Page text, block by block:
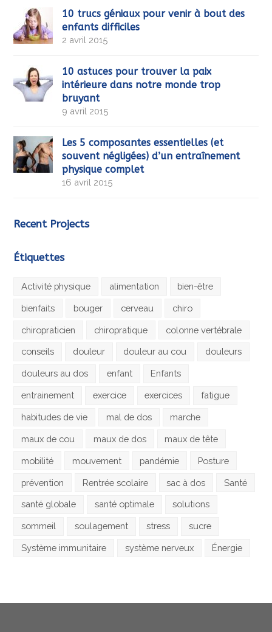
10 trucs géniaux pour venir à bout des
enfants difficiles
2 avril 2015
10 astuces pour trouver la paix
intérieure dans notre monde trop
bruyant
9 avril 2015
Les 5 composantes essentielles (et
souvent négligées) d’un entraînement
physique complet
16 avril 2015
Recent Projects
Étiquettes
Activité physique alimentation bien-être
bienfaits bouger cerveau chiro
chiropraticien chiropratique colonne vertébrale
conseils douleur douleur au cou douleurs
douleurs au dos enfant Enfants
entrainement exercice exercices fatigue
habitudes de vie mal de dos marche
maux de cou maux de dos maux de tête
mobilité mouvement pandémie Posture
prévention Rentrée scolaire sac à dos Santé
santé globale santé optimale solutions
sommeil soulagement stress sucre
Système immunitaire système nerveux Énergie